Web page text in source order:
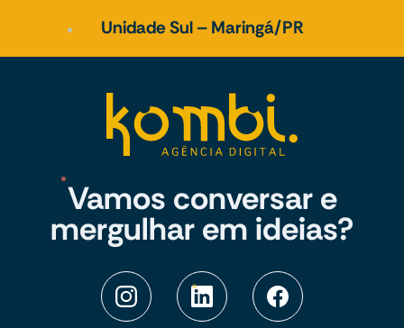
Unidade Sul – Maringá/PR
Vamos conversar e
mergulhar em ideias?